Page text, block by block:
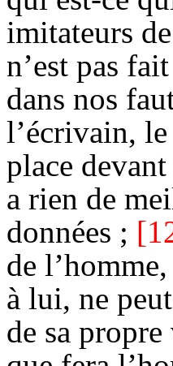
imitateurs
n’est pas
dans nos
l’écrivain,
place
a rien de
données ;
de
à lui, ne
de sa